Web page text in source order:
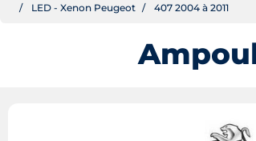
LED - Xenon Peugeot 407 2004 à 2011